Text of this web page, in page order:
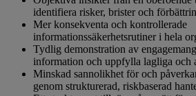
identifiera risker, brister och
Mer konsekventa och kontrollerade
informationssäkerhetsrutiner i hela
Tydlig demonstration av
information och uppfylla lagliga och
Minskad sannolikhet för och
genom strukturerad, riskbaserad